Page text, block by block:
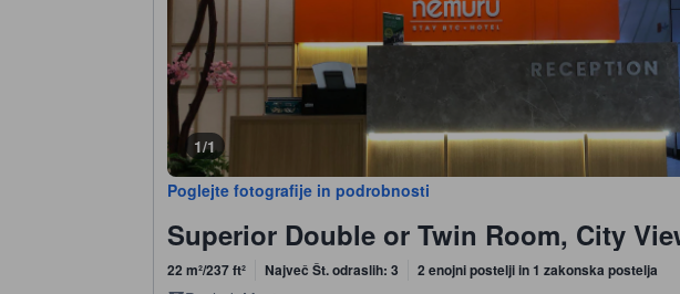
1/1
Poglejte fotografije in podrobnosti
Superior Double or Twin Room, City
22 m²/237 ft² Največ Št. odraslih: 3 2 enojni postelji in 1 zakonska postelja